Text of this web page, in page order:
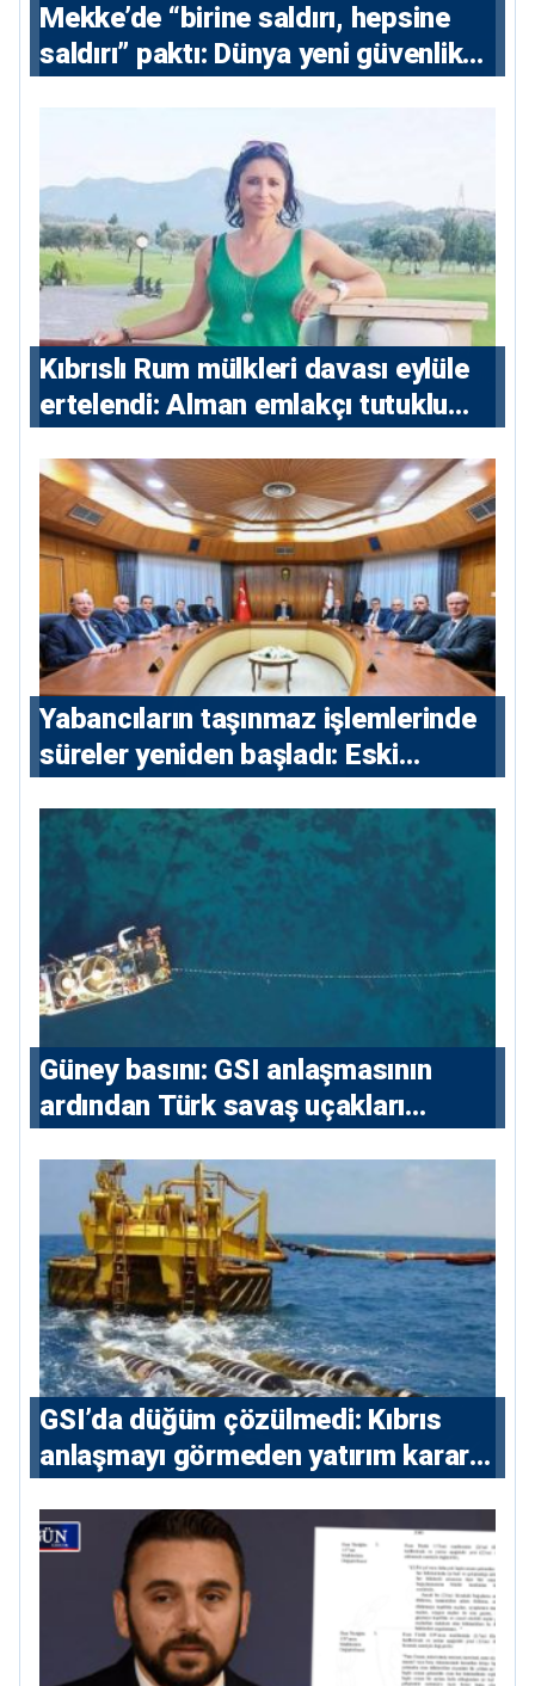
Mekke’de “birine saldırı, hepsine
saldırı” paktı: Dünya yeni güvenlik
Kıbrıslı Rum mülkleri davası eylüle
ertelendi: Alman emlakçı tutuklu
Yabancıların taşınmaz işlemlerinde
süreler yeniden başladı: Eski
konutlara 36 ay
Güney basını: ⁠GSI anlaşmasının
ardından Türk savaş uçakları
GSI’da düğüm çözülmedi: Kıbrıs
anlaşmayı görmeden yatırım kararı